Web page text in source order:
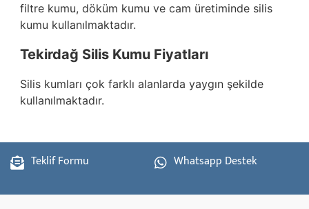
filtre kumu, döküm kumu ve cam üretiminde silis
kumu kullanılmaktadır.
Tekirdağ Silis Kumu Fiyatları
Silis kumları çok farklı alanlarda yaygın şekilde
kullanılmaktadır.
Teklif Formu Whatsapp Destek